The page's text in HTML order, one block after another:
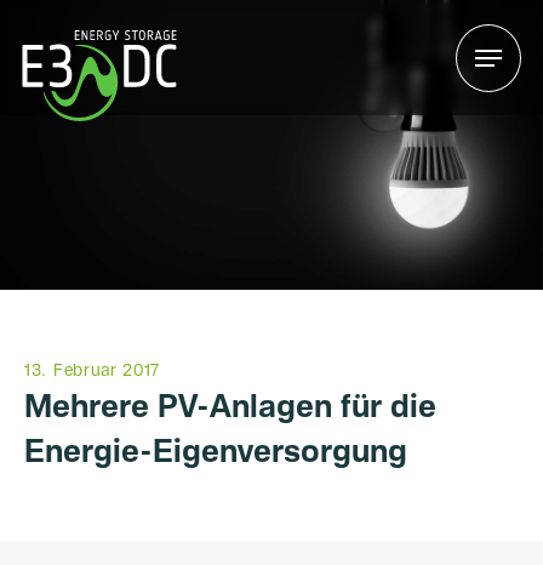
Menu
13. Februar 2017
Mehrere PV-Anlagen für die
Energie-Eigenversorgung